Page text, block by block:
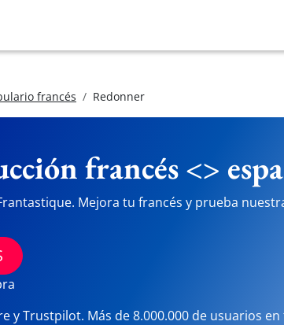
francés Redonner
francés <>
Mejora tu francés y prueba
y Trustpilot. Más de 8.000.000 de usuarios